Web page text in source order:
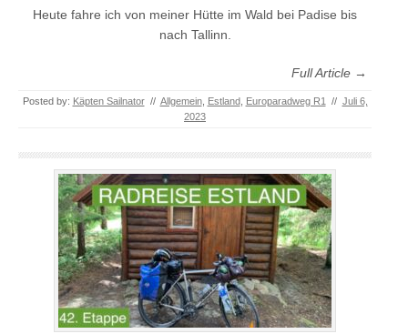
Heute fahre ich von meiner Hütte im Wald bei Padise bis
nach Tallinn.
Full Article →
Posted by: Käpten Sailnator // Allgemein, Estland, Europaradweg R1 // Juli 6,
2023